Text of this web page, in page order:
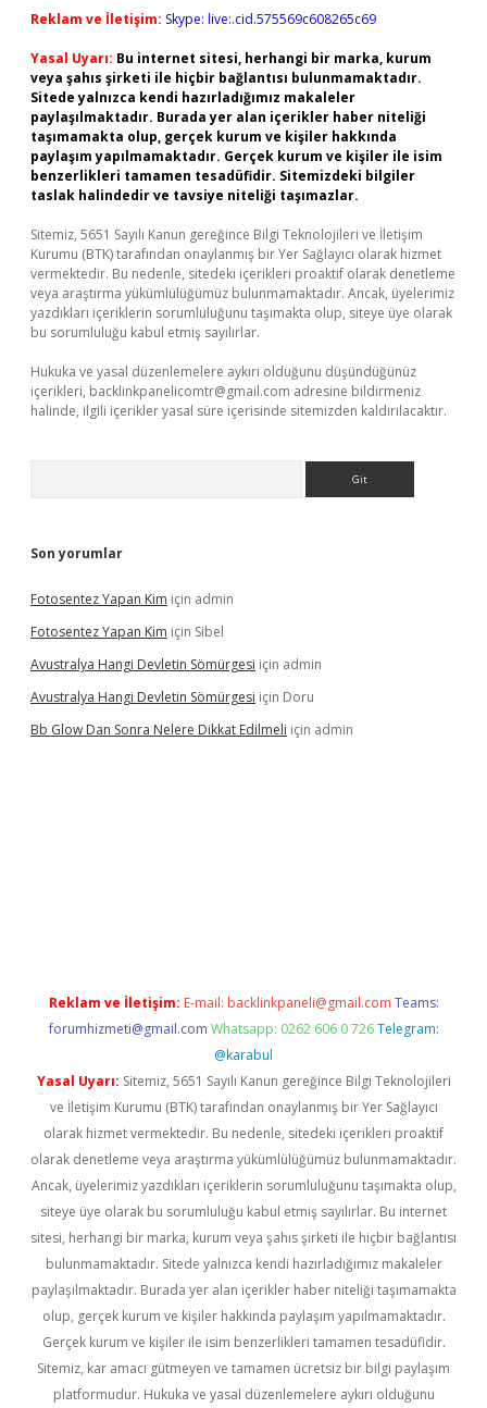
Reklam ve İletişim: Skype: live:.cid.575569c608265c69
Yasal Uyarı: Bu internet sitesi, herhangi bir marka, kurum
veya şahıs şirketi ile hiçbir bağlantısı bulunmamaktadır.
Sitede yalnızca kendi hazırladığımız makaleler
paylaşılmaktadır. Burada yer alan içerikler haber niteliği
taşımamakta olup, gerçek kurum ve kişiler hakkında
paylaşım yapılmamaktadır. Gerçek kurum ve kişiler ile isim
benzerlikleri tamamen tesadüfidir. Sitemizdeki bilgiler
taslak halindedir ve tavsiye niteliği taşımazlar.
Sitemiz, 5651 Sayılı Kanun gereğince Bilgi Teknolojileri ve İletişim
Kurumu (BTK) tarafından onaylanmış bir Yer Sağlayıcı olarak hizmet
vermektedir. Bu nedenle, sitedeki içerikleri proaktif olarak denetleme
veya araştırma yükümlülüğümüz bulunmamaktadır. Ancak, üyelerimiz
yazdıkları içeriklerin sorumluluğunu taşımakta olup, siteye üye olarak
bu sorumluluğu kabul etmiş sayılırlar.
Hukuka ve yasal düzenlemelere aykırı olduğunu düşündüğünüz
içerikleri, backlinkpanelicomtr@gmail.com adresine bildirmeniz
halinde, ilgili içerikler yasal süre içerisinde sitemizden kaldırılacaktır.
Son yorumlar
Fotosentez Yapan Kim için admin
Fotosentez Yapan Kim için Sibel
Avustralya Hangi Devletin Sömürgesi için admin
Avustralya Hangi Devletin Sömürgesi için Doru
Bb Glow Dan Sonra Nelere Dikkat Edilmeli için admin
Reklam ve İletişim: E-mail: backlinkpaneli@gmail.com Teams:
forumhizmeti@gmail.com Whatsapp: 0262 606 0 726 Telegram:
@karabul
Yasal Uyarı: Sitemiz, 5651 Sayılı Kanun gereğince Bilgi Teknolojileri
ve İletişim Kurumu (BTK) tarafından onaylanmış bir Yer Sağlayıcı
olarak hizmet vermektedir. Bu nedenle, sitedeki içerikleri proaktif
olarak denetleme veya araştırma yükümlülüğümüz bulunmamaktadır.
Ancak, üyelerimiz yazdıkları içeriklerin sorumluluğunu taşımakta olup,
siteye üye olarak bu sorumluluğu kabul etmiş sayılırlar. Bu internet
sitesi, herhangi bir marka, kurum veya şahıs şirketi ile hiçbir bağlantısı
bulunmamaktadır. Sitede yalnızca kendi hazırladığımız makaleler
paylaşılmaktadır. Burada yer alan içerikler haber niteliği taşımamakta
olup, gerçek kurum ve kişiler hakkında paylaşım yapılmamaktadır.
Gerçek kurum ve kişiler ile isim benzerlikleri tamamen tesadüfidir.
Sitemiz, kar amacı gütmeyen ve tamamen ücretsiz bir bilgi paylaşım
platformudur. Hukuka ve yasal düzenlemelere aykırı olduğunu